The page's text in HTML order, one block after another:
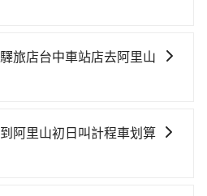
！從最早06:25一直到23:07，
次高鐵可搭乘。假設從新驛旅
票並於月台排隊的時間約20分
均29分）的高鐵從台中站前
旅店台中車站店去阿里山
要自己開車），最重要的是你
路邊可隨租隨借的iRent應該是
阿里山初日叫計程車划算